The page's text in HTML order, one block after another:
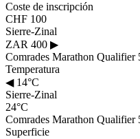
Coste de inscripción
CHF 100
Sierre-Zinal
ZAR 400 ▶
Comrades Marathon Qualifier
Temperatura
◀14°C
Sierre-Zinal
24°C
Comrades Marathon Qualifier
Superficie